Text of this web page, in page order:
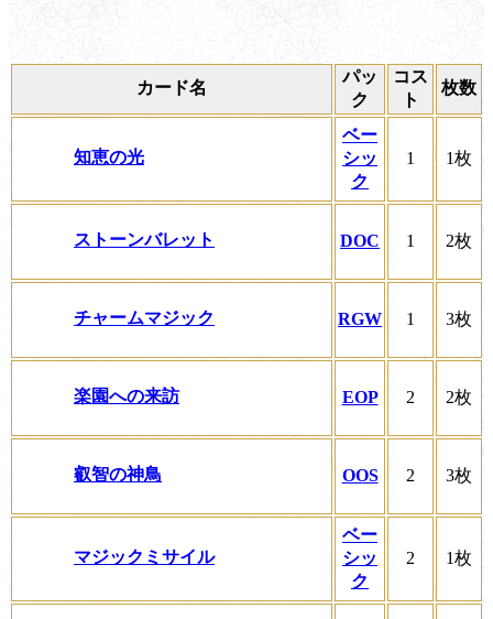
カード名
パッ
ク
コス
ト
枚数
知恵の光
ベー
シッ
ク
1 1枚
ストーンバレット DOC 1 2枚
チャームマジック RGW 1 3枚
楽園への来訪 EOP 2 2枚
叡智の神鳥 OOS 2 3枚
マジックミサイル
ベー
シッ
ク
2 1枚